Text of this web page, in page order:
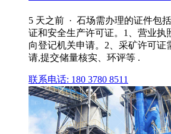
5 天之前 · 石场需办理的证件包
证和安全生产许可证。1、营业执
向登记机关申请。2、采矿许可证
请,提交储量核实、环评等 .
联系电话: 180 3780 8511